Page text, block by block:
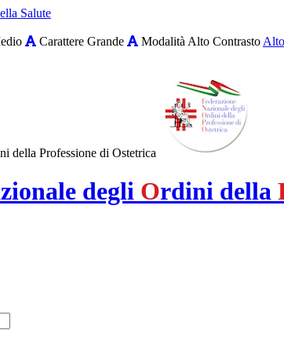
Salute
Carattere Grande Modalità Alto Contrasto
della Professione di Ostetrica
degli Ordini della